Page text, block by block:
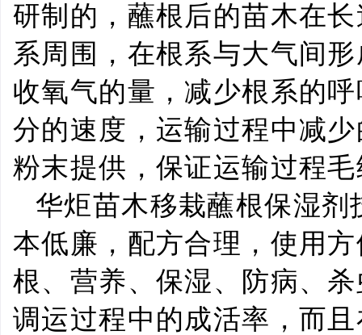
研制的，蘸根后的苗木在
系周围，在根系与大气间
收氧气的量，减少根系的
分的速度，运输过程中减
粉末提供，保证运输过程
华炬苗木移栽蘸根保湿
本低廉，配方合理，使用
根、营养、保湿、防病、
调运过程中的成活率，而